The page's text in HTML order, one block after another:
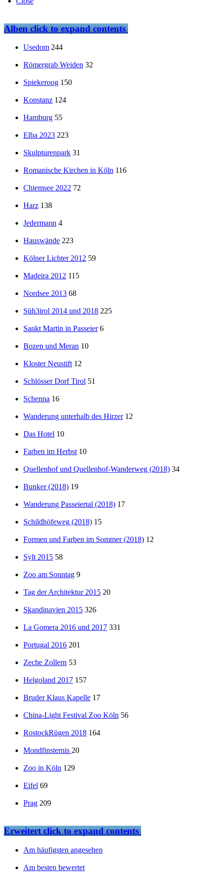
Albenclick to expand contents
Usedom 244
Römergrab Weiden 32
Spiekeroog 150
Konstanz 124
Hamburg 55
Elba 2023 223
Skulpturenpark 31
Romanische Kirchen in Köln 116
Chiemsee 2022 72
Harz 138
Jedermann 4
Hauswände 223
Kölner Lichter 2012 59
Madeira 2012 115
Nordsee 2013 68
Süh3irol 2014 und 2018 225
Sankt Martin in Passeier 6
Bozen und Meran 10
Kloster Neustift 12
Schlösser Dorf Tirol 51
Schenna 16
Wanderung unterhalb des Hirzer 12
Das Hotel 10
Farben im Herbst 10
Quellenhof und Quellenhof-Wanderweg (2018) 34
Bunker (2018) 19
Wanderung Passeiertal (2018) 17
Schildhöfeweg (2018) 15
Formen und Farben im Sommer (2018) 12
Sylt 2015 58
Zoo am Sonntag 9
Tag der Architektur 2015 20
Skandinavien 2015 326
La Gomera 2016 und 2017 331
Portugal 2016 201
Zeche Zollern 53
Helgoland 2017 157
Bruder Klaus Kapelle 17
China-Light Festival Zoo Köln 56
RostockRügen 2018 164
Mondfinsternis 20
Zoo in Köln 129
Eifel 69
Prag 209
Erweitertclick to expand contents
Am häufigsten angesehen
Am besten bewertet